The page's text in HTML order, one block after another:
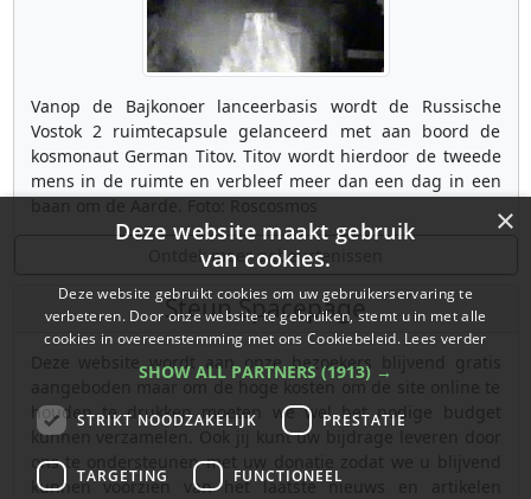
Vanop de Bajkonoer lanceerbasis wordt de Russische
Vostok 2 ruimtecapsule gelanceerd met aan boord de
kosmonaut German Titov. Titov wordt hierdoor de tweede
mens in de ruimte en verbleef meer dan een dag in een
Ontdek meer gebeurtenissen
Steun Spacepage
Deze website wordt aan onze bezoekers blijvend gratis
aangeboden maar om de hoge kosten om de site online te
houden te drukken moeten we wel het nodige budget
kunnen verzamelen. Ook jij kunt uw bijdrage leveren door
ons te ondersteunen met uw donatie zodat we u blijvend
kunnen voorzien van het laatste nieuws en artikelen
×
Deze website maakt gebruik
van cookies.
Deze website gebruikt cookies om uw gebruikerservaring te
verbeteren. Door onze website te gebruiken, stemt u in met alle
cookies in overeenstemming met ons Cookiebeleid. Lees verder
SHOW ALL PARTNERS (1913) →
STRIKT NOODZAKELIJK PRESTATIE
TARGETING FUNCTIONEEL